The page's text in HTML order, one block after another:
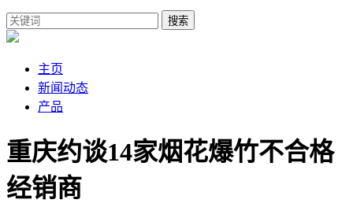
搜索
主页
新闻动态
产品
重庆约谈14家烟花爆竹不合格
经销商